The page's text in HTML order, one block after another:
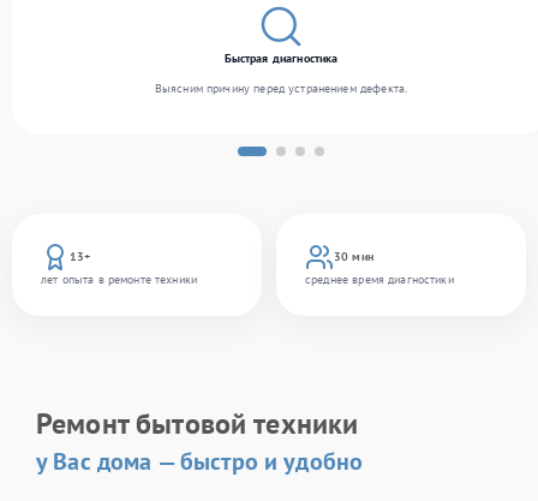
13+
лет опыта в ремонте техники
30 мин
среднее время диагностики
Быстрая диагностика
Выясним причину перед устранением дефекта.
Ремонт бытовой техники
у Вас дома — быстро и удобно